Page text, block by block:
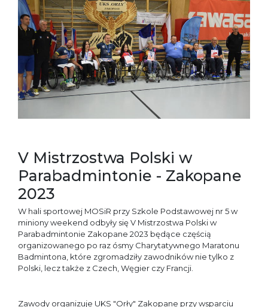
V Mistrzostwa Polski w
Parabadmintonie - Zakopane
2023
W hali sportowej MOSiR przy Szkole Podstawowej nr 5 w
miniony weekend odbyły się V Mistrzostwa Polski w
Parabadmintonie Zakopane 2023 będące częścią
organizowanego po raz ósmy Charytatywnego Maratonu
Badmintona, które zgromadziły zawodników nie tylko z
Polski, lecz także z Czech, Węgier czy Francji.
Zawody organizuje UKS "Orły" Zakopane przy wsparciu